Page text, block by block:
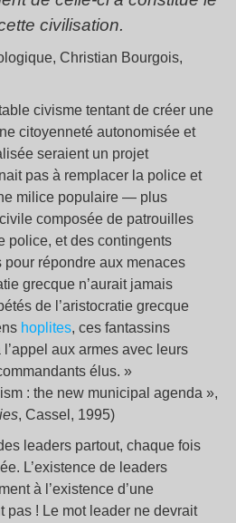
civilisation.
Christian Bourgois,
civisme tentant de créer une
citoyenneté autonomisée et
seraient un projet
pas à remplacer la police et
milice populaire — plus
composée de patrouilles
police, et des contingents
répondre aux menaces
grecque n’aurait jamais
de l’aristocratie grecque
hoplites, ces fantassins
aux armes avec leurs
élus. »
: the new municipal agenda »,
, Cassel, 1995)
leaders partout, chaque fois
L’existence de leaders
à l’existence d’une
pas ! Le mot leader ne devrait